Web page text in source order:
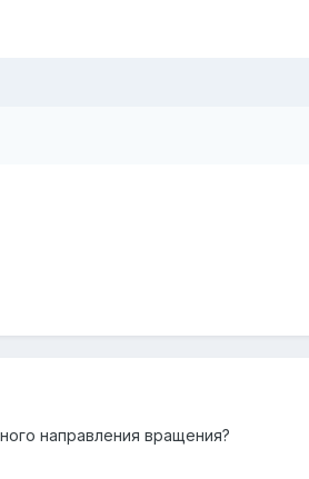
направления вращения?